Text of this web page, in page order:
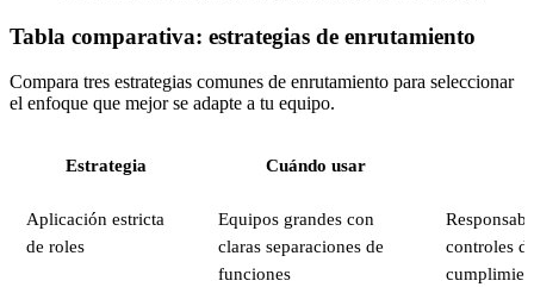
Tabla comparativa: estrategias de enrutamiento
Compara tres estrategias comunes de enrutamiento para seleccionar
el enfoque que mejor se adapte a tu equipo.
Estrategia Cuándo usar
Aplicación estricta
de roles
Equipos grandes con
claras separaciones de
funciones
controles